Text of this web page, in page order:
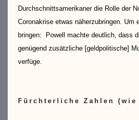
Durchschnittsamerikaner die Rolle der
Coronakrise etwas näherzubringen. Um
bringen: Powell machte deutlich, dass
genügend zusätzliche [geldpolitische]
verfüge.
Fürchterliche Zahlen (wie